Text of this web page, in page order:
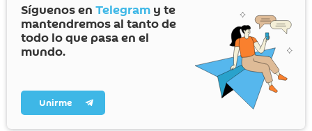
Síguenos en Telegram y te
mantendremos al tanto de
todo lo que pasa en el
mundo.
Unirme